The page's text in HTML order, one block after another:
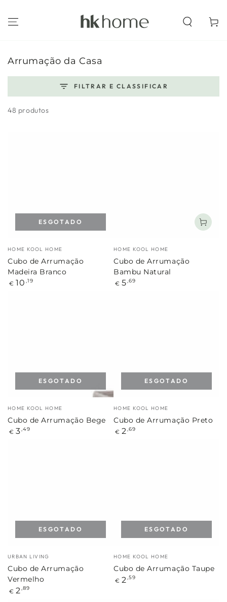
Coleção:
Arrumação da Casa
FILTRAR E CLASSIFICAR
48 produtos
Marca:
HOME KOOL HOME
Cubo de Arrumação
Madeira Branco
Preço
€ 10 ,19
ESGOTADO
Marca:
HOME KOOL HOME
Cubo de Arrumação
Bambu Natural
Preço
€ 5 ,69
Marca:
HOME KOOL HOME
Cubo de Arrumação Bege
Preço
€ 3 ,49
ESGOTADO
Marca:
HOME KOOL HOME
Cubo de Arrumação Preto
Preço
€ 2 ,69
ESGOTADO
Marca:
URBAN LIVING
Cubo de Arrumação
Vermelho
Preço
€ 2 ,89
ESGOTADO
Marca:
HOME KOOL HOME
Cubo de Arrumação Taupe
Preço
€ 2 ,59
ESGOTADO